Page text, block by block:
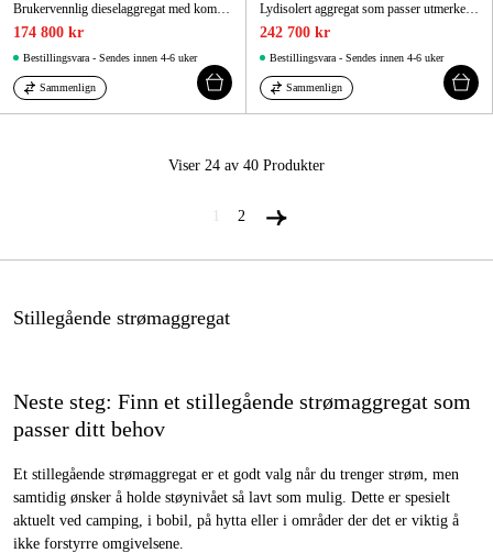
174 800 kr
Bestillingsvara - Sendes innen 4-6 uker
Sammenlign
242 700 kr
Bestillingsvara - Sendes innen 4-6 uker
Sammenlign
Viser 24 av 40 Produkter
2
Stillegående strømaggregat
Neste steg: Finn et stillegående strømaggregat som
passer ditt behov
Et stillegående strømaggregat er et godt valg når du trenger strøm, men
samtidig ønsker å holde støynivået så lavt som mulig. Dette er spesielt
aktuelt ved camping, i bobil, på hytta eller i områder der det er viktig å
ikke forstyrre omgivelsene.